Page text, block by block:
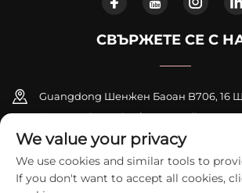
СВЪРЖЕТЕ СЕ С
Guangdong Шенжен Баоан B706, 16
Център Роуд, Синкяо стрийт
+86-18948311339
[email protected]
We value your privacy
We use cookies and similar tools to
If you don't want to accept all cookies,